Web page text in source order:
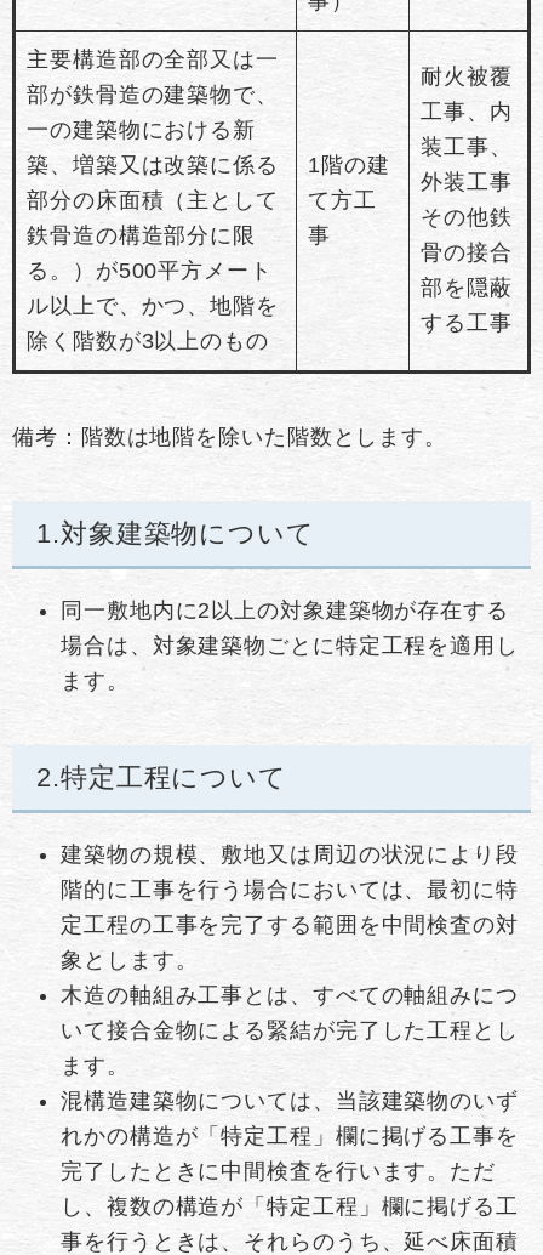
主要構造部の全部又は一
部が鉄骨造の建築物で、
一の建築物における新
築、増築又は改築に係る
部分の床面積（主として
鉄骨造の構造部分に限
る。）が500平方メート
ル以上で、かつ、地階を
除く階数が3以上のもの
1階の建
て方工
事
耐火被覆
工事、内
装工事、
外装工事
その他鉄
骨の接合
部を隠蔽
する工事
備考：階数は地階を除いた階数とします。
1.対象建築物について
同一敷地内に2以上の対象建築物が存在する
場合は、対象建築物ごとに特定工程を適用し
ます。
2.特定工程について
建築物の規模、敷地又は周辺の状況により段
階的に工事を行う場合においては、最初に特
定工程の工事を完了する範囲を中間検査の対
象とします。
木造の軸組み工事とは、すべての軸組みにつ
いて接合金物による緊結が完了した工程とし
ます。
混構造建築物については、当該建築物のいず
れかの構造が「特定工程」欄に掲げる工事を
完了したときに中間検査を行います。ただ
し、複数の構造が「特定工程」欄に掲げる工
事を行うときは、それらのうち、延べ床面積